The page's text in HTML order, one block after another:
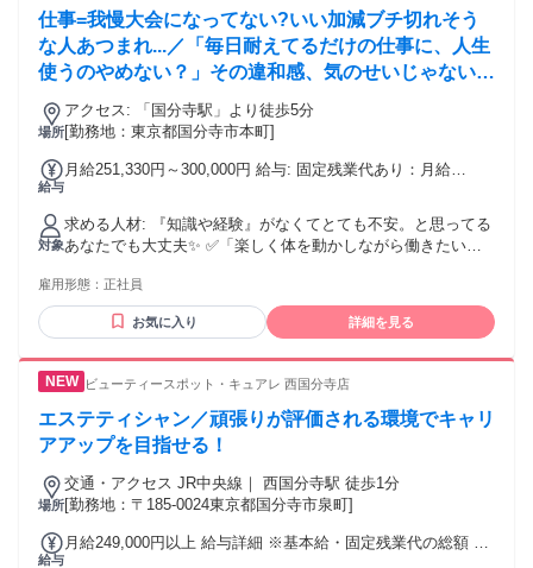
仕事=我慢大会になってない?いい加減ブチ切れそう
な人あつまれ...／「毎日耐えてるだけの仕事に、人生
使うのやめない？」その違和感、気のせいじゃない
し、正しい怒りだよ！
場所
アクセス: 「国分寺駅」より徒歩5分
[勤務地：東京都国分寺市本町]
給与
月給251,330円～300,000円 給与: 固定残業代あり：月給
￥55,170（36時間相当分）を含む。36時間を超える残業代は
追加で支給する。
対象
求める人材: 『知識や経験』がなくてとても不安。と思ってる
あなたでも大丈夫✨ ✅「楽しく体を動かしながら働きたい」
トも大切にしたい」 ✅「スポーツ経験を活かした仕事をした
い」 そんな気持ちがあれば、十分スタートライン！ 今は自信
がなくても大丈夫。 お客様と向き合う中で、指名される自
ジャパンで、自分らしい働き方を選びませんか？
雇用形態： 正社員
お気に入り 詳細を見る
ビューティースポット・キュアレ 西国分寺店
エステティシャン／頑張りが評価される環境でキャリ
アアップを目指せる！
場所
交通・アクセス JR中央線｜ 西国分寺駅 徒歩1分
[勤務地：〒185-0024東京都国分寺市泉町]
給与
月給249,000円以上 給与詳細 ※基本給・固定残業代の総額 基